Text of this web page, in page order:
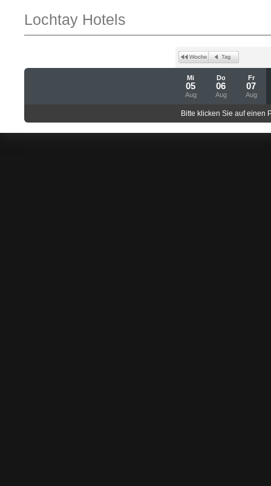
Lochtay Hotels
Mi
05
Aug
Do
06
Aug
Fr
07
Aug
Bitte klicken Sie auf einen